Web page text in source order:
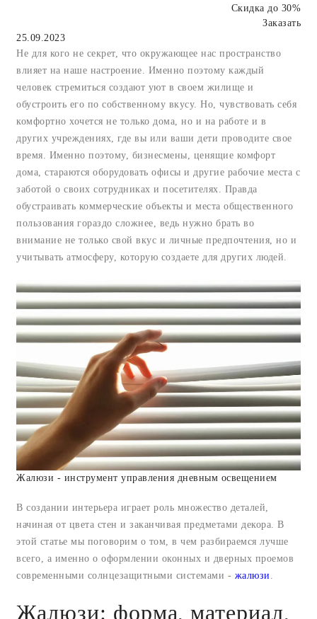
Скидка до 30%
Заказать
25.09.2023
Не для кого не секрет, что окружающее нас пространство
влияет на наше настроение. Именно поэтому каждый
человек стремиться создают уют в своем жилище и
обустроить его по собственному вкусу. Но, чувствовать себя
комфортно хочется не только дома, но и на работе и в
других учреждениях, где вы или ваши дети проводите свое
время. Именно поэтому, бизнесмены, ценящие комфорт
дома, стараются оборудовать офисы и другие рабочие места с
заботой о своих сотрудниках и посетителях. Правда
обустраивать коммерческие объекты и места общественного
пользования гораздо сложнее, ведь нужно брать во
внимание не только свой вкус и личные предпочтения, но и
учитывать атмосферу, которую создаете для других людей.
Жалюзи - инструмент управления дневным освещением
В создании интерьера играет роль множество деталей,
начиная от цвета стен и заканчивая предметами декора. В
этой статье мы поговорим о том, в чем разбираемся лучше
всего, а именно о оформлении оконных и дверных проемов
современными солнцезащитными системами - жалюзи
Жалюзи: форма, материал,